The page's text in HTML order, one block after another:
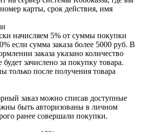
карты, срок действия, имя
начисляем 5% от суммы покупки
если сумма заказа более 5000 руб. В
заказа указано количество
будет зачислено за покупку товара.
только после получения товара
заказ можно списав доступные
быть авторизованы в личном
ранее совершали покупки.